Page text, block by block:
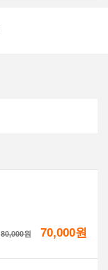
80,000원 70,000원